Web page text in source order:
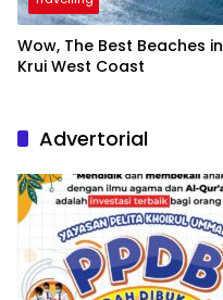
Wow, The Best Beaches in
Krui West Coast
Advertorial